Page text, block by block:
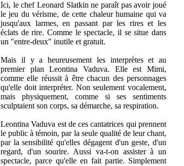
Ici, le chef Leonard Slatkin ne paraît pas avoir joué
le jeu du vérisme, de cette chaleur humaine qui va
jusqu'aux larmes, en passant par les rires et les
éclats de rire. Comme le spectacle, il se situe dans
un "entre-deux" inutile et gratuit.
Mais il y a heureusement les interprètes et au
premier plan Leontina Vaduva. Elle est Mimi,
comme elle réussit à être chacun des personnages
qu'elle doit interpréter. Non seulement vocalement,
mais physiquement, comme si ses sentiments
sculptaient son corps, sa démarche, sa respiration.
Leontina Vaduva est de ces cantatrices qui prennent
le public à témoin, par la seule qualité de leur chant,
par la sensibilité qu'elles dégagent d'un geste, d'un
regard, d'un sourire. Aussi va-t-on assister à un
spectacle, parce qu'elle en fait partie. Simplement